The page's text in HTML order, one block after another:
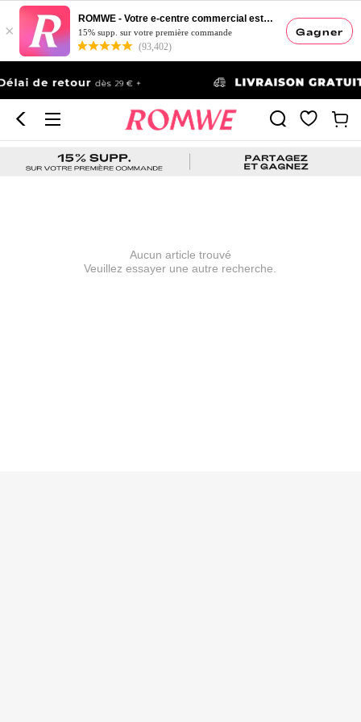
Gagner
×
ROMWE - Votre e-centre commercial esthétique
15% supp. sur votre première commande
(93,402)
Aucun article trouvé
Veuillez essayer une autre recherche.